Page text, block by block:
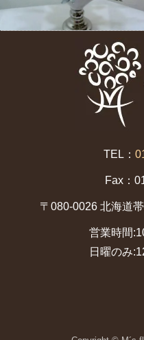
TEL：
Fax：
〒080-0026 北海道
営業時間
日曜のみ